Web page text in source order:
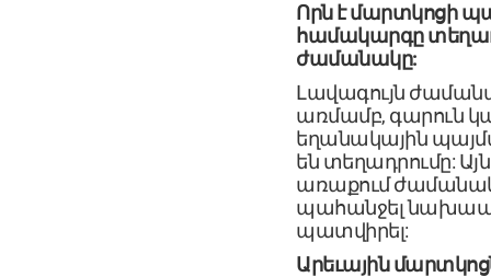
Որն է մարտկոցի
համակարգը
ժամանակը:
Լավագույն
առմամբ, գարուն
եղանակային
են տեղադրումը:
առաքում
պահանջել
պատվիրել:
Արեւային